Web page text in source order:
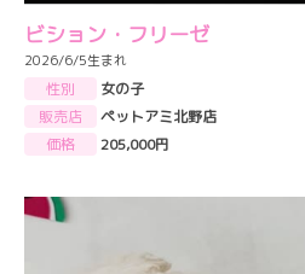
ビション・フリーゼ
2026/6/5生まれ
性別
女の子
販売店
ペットアミ北野店
価格
205,000円